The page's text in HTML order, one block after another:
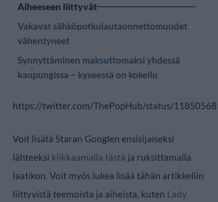
Aiheeseen liittyvät
Vakavat sähköpotkulautaonnettomuudet
vähentyneet
Synnyttäminen maksuttomaksi yhdessä
kaupungissa – kyseessä on kokeilu
https://twitter.com/ThePopHub/status/
Voit lisätä Staran Googlen ensisijaiseksi
lähteeksi klikkaamalla tästä ja ruksittamalla
laatikon. Voit myös lukea lisää tähän artikkeliin
liittyvistä teemoista ja aiheista, kuten Lady